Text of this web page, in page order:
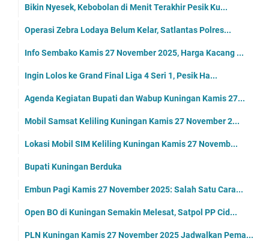
Bikin Nyesek, Kebobolan di Menit Terakhir Pesik Ku...
Operasi Zebra Lodaya Belum Kelar, Satlantas Polres...
Info Sembako Kamis 27 November 2025, Harga Kacang ...
Ingin Lolos ke Grand Final Liga 4 Seri 1, Pesik Ha...
Agenda Kegiatan Bupati dan Wabup Kuningan Kamis 27...
Mobil Samsat Keliling Kuningan Kamis 27 November 2...
Lokasi Mobil SIM Keliling Kuningan Kamis 27 Novemb...
Bupati Kuningan Berduka
Embun Pagi Kamis 27 November 2025: Salah Satu Cara...
Open BO di Kuningan Semakin Melesat, Satpol PP Cid...
PLN Kuningan Kamis 27 November 2025 Jadwalkan Pema...